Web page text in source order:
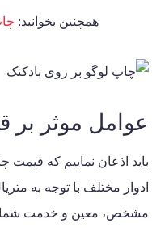
همچنین بخوانید:
عوامل موثر بر
باید اذعان نماییم که قیمت
ادوار مختلف با توجه به
مشخص، معین و خدمت شما